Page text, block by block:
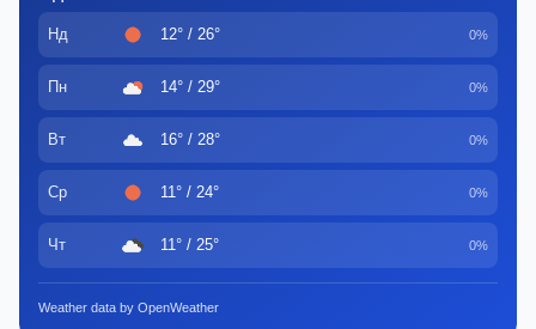
Нд 12° / 26° 0%
Пн 14° / 29° 0%
Вт 16° / 28° 0%
Ср 11° / 24° 0%
Чт 11° / 25° 0%
Weather data by OpenWeather